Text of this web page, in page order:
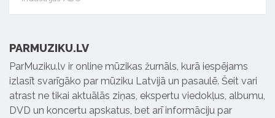
PARMUZIKU.LV
ParMuziku.lv ir online mūzikas žurnāls, kurā iespējams
izlasīt svarīgāko par mūziku Latvijā un pasaulē. Šeit vari
atrast ne tikai aktuālās ziņas, ekspertu viedokļus, albumu,
DVD un koncertu apskatus, bet arī informāciju par